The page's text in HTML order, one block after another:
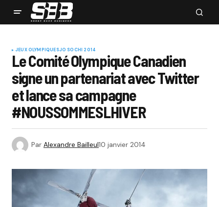
JEUX OLYMPIQUESJO SOCHI 2014
Le Comité Olympique Canadien
signe un partenariat avec Twitter
et lance sa campagne
#NOUSSOMMESLHIVER
Par Alexandre Bailleul10 janvier 2014